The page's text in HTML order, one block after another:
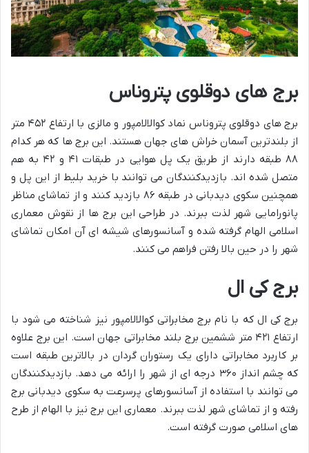
برج های دوقلوی پتروناس
برج های دوقلوی پتروناس نماد کوالالامپور و مالزی با ارتفاع ۴۵۲ متر
از بلندترین آسمان خراش های جهان هستند. این برج ها که هر کدام
۸۸ طبقه دارند از طریق یک پل هوایی در طبقات ۴۱ و ۴۲ به هم
متصل شده اند. بازدیدکنندگان می توانند با خرید بلیط از این پل و
همچنین سکوی دیدبانی در طبقه ۸۶ بازدید کنند و از تماشای مناظر
پانورامایی شهر لذت ببرند. در طراحی این برج ها از نقوش معماری
اسلامی الهام گرفته شده و آسانسورهای شیشه ای آن امکان تماشای
شهر را در حین بالا رفتن فراهم می کنند.
برج کی ال
برج کی ال که با نام برج مخابراتی کوالالامپور نیز شناخته می شود با
ارتفاع ۴۲۱ متر ششمین برج بلند مخابراتی جهان است. این برج علاوه
بر کاربرد مخابراتی دارای یک رستوران گردان در بالاترین طبقه است
که چشم انداز ۳۶۰ درجه ای از شهر را ارائه می دهد. بازدیدکنندگان
می توانند با استفاده از آسانسورهای پرسرعت به سکوی دیدبانی برج
رفته و از تماشای شهر لذت ببرند. معماری این برج نیز با الهام از طرح
های اسلامی صورت گرفته است.